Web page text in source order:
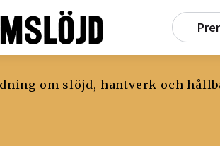
om slöjd, hantverk och